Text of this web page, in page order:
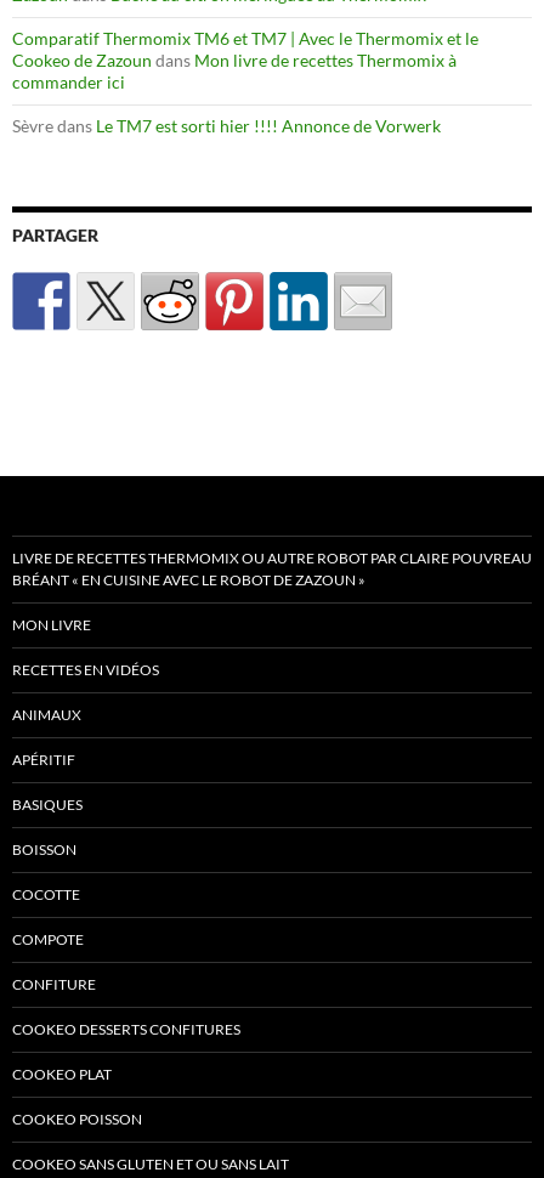
Comparatif Thermomix TM6 et TM7 | Avec le Thermomix et le
Cookeo de Zazoun dans Mon livre de recettes Thermomix à
commander ici
Sèvredans Le TM7 est sorti hier !!!! Annonce de Vorwerk
PARTAGER
LIVRE DE RECETTES THERMOMIX OU AUTRE ROBOT PAR CLAIRE POUVREAU
BRÉANT « EN CUISINE AVEC LE ROBOT DE ZAZOUN »
MON LIVRE
RECETTES EN VIDÉOS
ANIMAUX
APÉRITIF
BASIQUES
BOISSON
COCOTTE
COMPOTE
CONFITURE
COOKEO DESSERTS CONFITURES
COOKEO PLAT
COOKEO POISSON
COOKEO SANS GLUTEN ET OU SANS LAIT